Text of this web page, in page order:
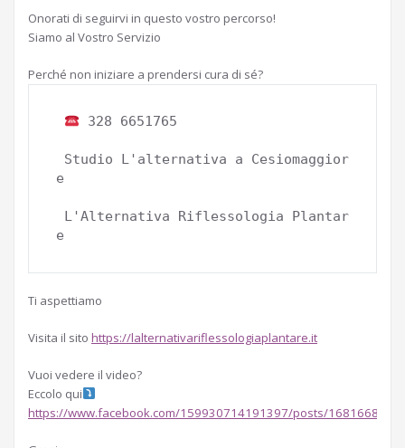
Onorati di seguirvi in questo vostro percorso!
Siamo al Vostro Servizio
Perché non iniziare a prendersi cura di sé?
328 6651765
e
e
Ti aspettiamo
Visita il sito https://lalternativariflessologiaplantare.it
Vuoi vedere il video?
Eccolo qui
https://www.facebook.com/159930714191397/posts/